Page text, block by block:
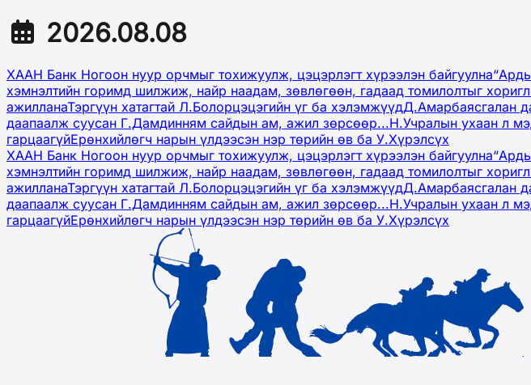
2026.08.08
ХААН Банк Ногоон нуур орчмыг тохижуулж, цэцэрлэгт хүрээлэн байгуулна
хэмнэлтийн горимд шилжиж, найр наадам, зөвлөгөөн, гадаад томилолтыг
ажилланаТэргүүн хатагтай Л.Болорцэцэгийн үг ба хэлэмжүүдД.Амарбаясгалан
даапаалж суусан Г.Дамдинням сайдын ам, ажил зөрсөөр...Н.Учралын ухаан л
гарцаагүйЕрөнхийлөгч нарын үлдээсэн нэр төрийн өв ба У.Хүрэлсүх
ХААН Банк Ногоон нуур орчмыг тохижуулж, цэцэрлэгт хүрээлэн байгуулна
хэмнэлтийн горимд шилжиж, найр наадам, зөвлөгөөн, гадаад томилолтыг
ажилланаТэргүүн хатагтай Л.Болорцэцэгийн үг ба хэлэмжүүдД.Амарбаясгалан
даапаалж суусан Г.Дамдинням сайдын ам, ажил зөрсөөр...Н.Учралын ухаан л
гарцаагүйЕрөнхийлөгч нарын үлдээсэн нэр төрийн өв ба У.Хүрэлсүх